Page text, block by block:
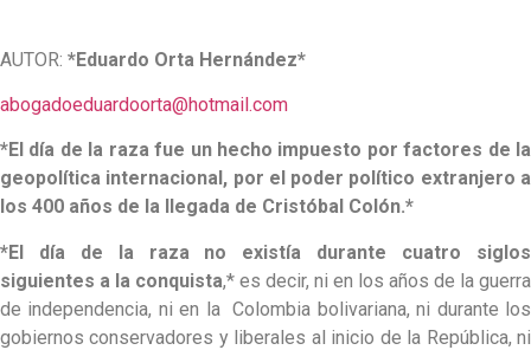
AUTOR: *Eduardo Orta Hernández*
abogadoeduardoorta@hotmail.com
*El día de la raza fue un hecho impuesto por factores de la
geopolítica internacional, por el poder político extranjero a
los 400 años de la llegada de Cristóbal Colón.*
*El día de la raza no existía durante cuatro siglos
siguientes a la conquista,* es decir, ni en los años de la guerra
de independencia, ni en la Colombia bolivariana, ni durante los
gobiernos conservadores y liberales al inicio de la República, ni